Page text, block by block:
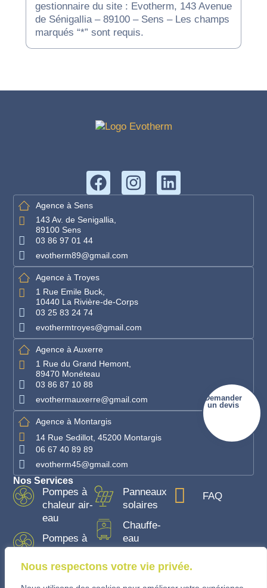
Nous respectons votre vie privée.
Demander
un devis
gestionnaire du site : Evotherm, 143 Avenue
de Sénigallia – 89100 – Sens – Les champs
marqués “*” sont requis.
Agence à Sens
143 Av. de Senigallia,
89100 Sens
03 86 97 01 44
evotherm89@gmail.com
Agence à Troyes
1 Rue Emile Buck,
10440 La Rivière-de-Corps
03 25 83 24 74
evothermtroyes@gmail.com
Agence à Auxerre
1 Rue du Grand Hemont,
89470 Monéteau
03 86 87 10 88
evothermauxerre@gmail.com
Agence à Montargis
14 Rue Sedillot, 45200 Montargis
06 67 40 89 89
evotherm45@gmail.com
Nos Services
Pompes à
chaleur air-
eau
Pompes à
air
Panneaux
solaires
Chauffe-
eau
FAQ